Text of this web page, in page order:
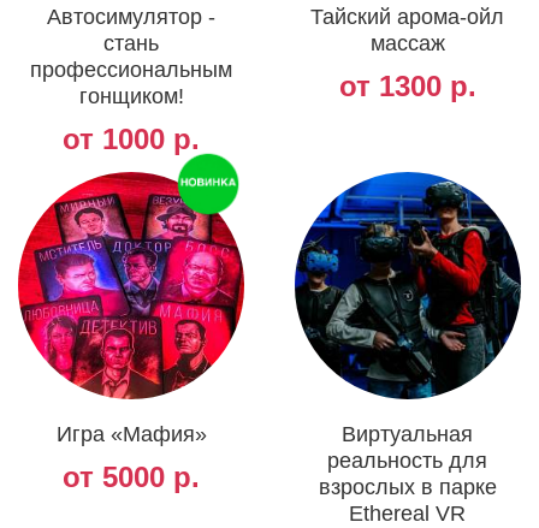
Автосимулятор -
стань
профессиональным
гонщиком!
от 1000 р.
Тайский арома-ойл
массаж
от 1300 р.
Игра «Мафия»
от 5000 р.
Виртуальная
реальность для
взрослых в парке
Ethereal VR